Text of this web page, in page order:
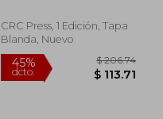
CRC Press, 1 Edición, Tapa
Blanda, Nuevo